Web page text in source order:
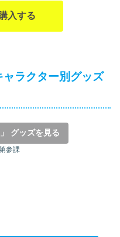
入する
ラクター別グッズ
グッズを見る
参課